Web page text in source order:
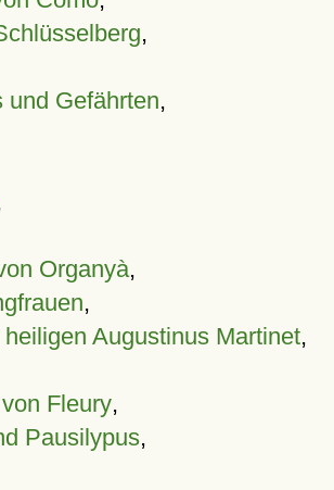
,
und Gefährten,
Organyà,
,
Augustinus Martinet,
Fleury,
Pausilypus,